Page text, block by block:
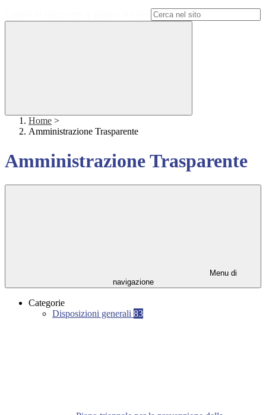
Home >
Amministrazione Trasparente
Amministrazione Trasparente
Menu di
navigazione
Categorie
Disposizioni generali 83